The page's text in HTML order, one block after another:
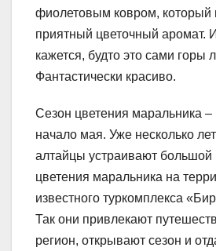
фиолетовым ковром, который
приятный цветочный аромат.
кажется, будто это сами горы
Фантастически красиво.
Сезон цветения маральника –
начало мая. Уже несколько
алтайцы устраивают большой
цветения маральника на
известного туркомплекса
Так они привлекают
регион, открывают сезон и